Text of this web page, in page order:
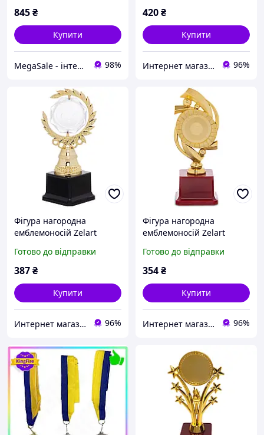
845₴
Купити
MegaSale - інтернет-супермаркет 98%
420₴
Купити
Интернет магазин SportOK 96%
Фігура нагородна
емблемоносій Zelart
висота 20см золото
Готово до відправки
387₴
Купити
Интернет магазин SportOK 96%
Фігура нагородна
емблемоносій Zelart
20,5см золото
Готово до відправки
354₴
Купити
Интернет магазин SportOK 96%